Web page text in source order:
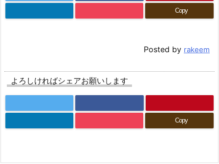
Copy
Posted by rakeem
よろしければシェアお願いします
Copy